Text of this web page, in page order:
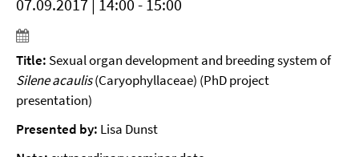
07.09.2017 | 14:00 - 15:00
Title: Sexual organ development and breeding system of
Silene acaulis(Caryophyllaceae) (PhD project
presentation)
Presented by: Lisa Dunst